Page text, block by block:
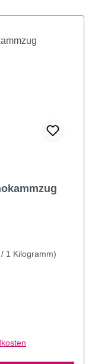
1 Kilogramm)